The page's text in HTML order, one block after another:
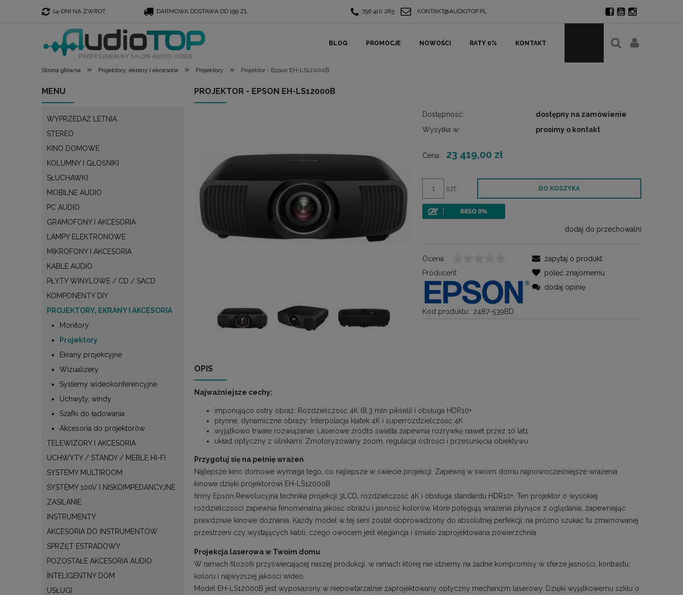
14-DNI NA ZWROT DARMOWA DOSTAWA OD 199 ZŁ 796 410 285 KONTAKT@AUDIOTOP.PL
BLOG PROMOCJE NOWOŚCI RATY 0% KONTAKT
Strona główna » Projektory, ekrany i akcesoria » Projektory » Projektor - Epson EH-LS12000B
MENU
WYPRZEDAŻ LETNIA
STEREO
KINO DOMOWE
KOLUMNY I GŁOŚNIKI
SŁUCHAWKI
MOBILNE AUDIO
PC AUDIO
GRAMOFONY I AKCESORIA
LAMPY ELEKTRONOWE
MIKROFONY I AKCESORIA
KABLE AUDIO
PŁYTY WINYLOWE / CD / SACD
KOMPONENTY DIY
PROJEKTORY, EKRANY I AKCESORIA
Monitory
Projektory
Ekrany projekcyjne
Wizualizery
Systemy wideokonferencyjne
Uchwyty, windy
Szafki do ładowania
Akcesoria do projektorów
TELEWIZORY I AKCESORIA
UCHWYTY / STANDY / MEBLE HI-FI
SYSTEMY MULTIROOM
SYSTEMY 100V I NISKOIMPEDANCYJNE
ZASILANIE
INSTRUMENTY
AKCESORIA DO INSTRUMENTÓW
SPRZĘT ESTRADOWY
POZOSTAŁE AKCESORIA AUDIO
INTELIGENTNY DOM
USŁUGI
PROJEKTOR - EPSON EH-LS12000B
Dostępność:
dostępny na zamówienie
Wysyłka w:
prosimy o kontakt
Cena: 23 419,00 zł
szt. DO KOSZYKA
dodaj do przechowalni
Ocena:
Producent:
Kod produktu: 2487-539BD
zapytaj o produkt
poleć znajomemu
dodaj opinię
OPIS
Najważniejsze cechy:
imponująco ostry obraz: Rozdzielczość 4K (8,3 mln pikseli) i obsługa HDR10+
płynne, dynamiczne obrazy: Interpolacja klatek 4K i superrozdzielczość 4K
wyjątkowo trwałe rozwiązanie: Laserowe źródło światła zapewnia rozrywkę nawet przez 10 lat1
układ optyczny z silnikami: Zmotoryzowany zoom, regulacja ostrości i przesunięcia obiektywu
Przygotuj się na pełnię wrażeń
Najlepsze kino domowe wymaga tego, co najlepsze w świecie projekcji. Zapewnij w swoim domu najnowocześniejsze wrażenia
kinowe dzięki projektorowi EH-LS12000B
firmy Epson Rewolucyjna technika projekcji 3LCD, rozdzielczość 4K i obsługa standardu HDR10+. Ten projektor o wysokiej
rozdzielczości zapewnia fenomenalną jakość obrazu i jasność kolorów, które potęgują wrażenia płynące z oglądania, zapewniając
prawdziwie kinowe doznania. Każdy model w tej serii został doprowadzony do absolutnej perfekcji: na próżno szukać tu zmarnowanej
przestrzeni czy wystających kabli, czego owocem jest elegancja i śmiało zaprojektowana powierzchnia.
Projekcja laserowa w Twoim domu
W ramach filozofii przyświecającej naszej produkcji, w ramach której nie idziemy na żadne kompromisy w sferze jasności, kontrastu,
koloru i najwyższej jakości wideo,
Model EH-LS12000B jest wyposażony w niepowtarzalnie zaprojektowany optyczny mechanizm laserowy. Dzięki wyjątkowemu szkłu o